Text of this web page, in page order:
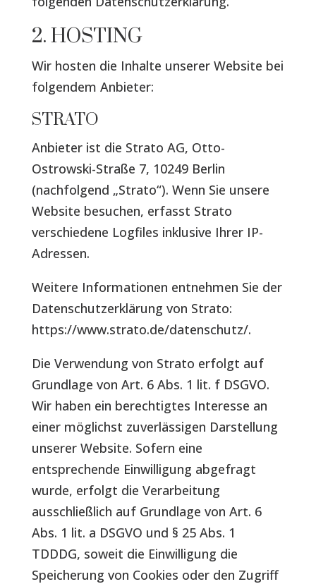
2. HOSTING
Wir hosten die Inhalte unserer Website bei
folgendem Anbieter:
STRATO
Anbieter ist die Strato AG, Otto-
Ostrowski-Straße 7, 10249 Berlin
(nachfolgend „Strato“). Wenn Sie unsere
Website besuchen, erfasst Strato
verschiedene Logfiles inklusive Ihrer IP-
Adressen.
Weitere Informationen entnehmen Sie der
Datenschutzerklärung von Strato:
https://www.strato.de/datenschutz/.
Die Verwendung von Strato erfolgt auf
Grundlage von Art. 6 Abs. 1 lit. f DSGVO.
Wir haben ein berechtigtes Interesse an
einer möglichst zuverlässigen Darstellung
unserer Website. Sofern eine
entsprechende Einwilligung abgefragt
wurde, erfolgt die Verarbeitung
ausschließlich auf Grundlage von Art. 6
Abs. 1 lit. a DSGVO und § 25 Abs. 1
TDDDG, soweit die Einwilligung die
Speicherung von Cookies oder den Zugriff